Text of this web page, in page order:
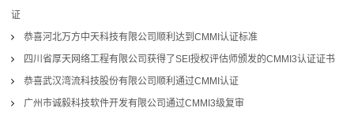
证
恭喜河北万方中天科技有限公司顺利达到CMMI认证标准
四川省厚天网络工程有限公司获得了SEI授权评估师颁发的CMMI3认证证书
恭喜武汉湾流科技股份有限公司顺利通过CMMI认证
广州市诚毅科技软件开发有限公司通过CMMI3级复审